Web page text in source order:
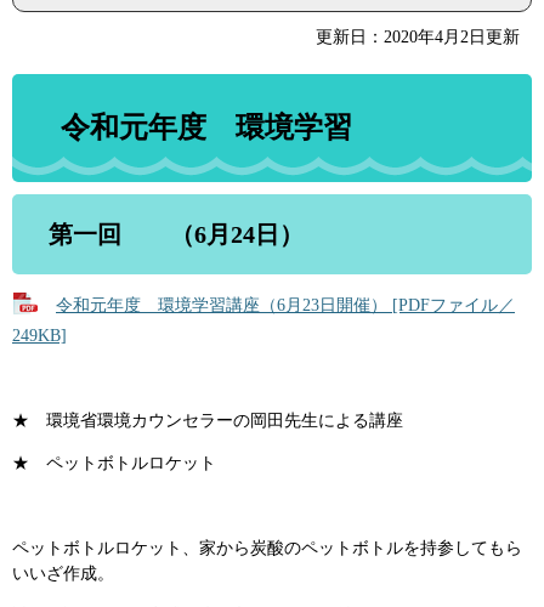
更新日：2020年4月2日更新
令和元年度 環境学習
第一回 （6月24日）
令和元年度 環境学習講座（6月23日開催） [PDFファイル／
249KB]
★ 環境省環境カウンセラーの岡田先生による講座
★ ペットボトルロケット
ペットボトルロケット、家から炭酸のペットボトルを持参してもら
いいざ作成。